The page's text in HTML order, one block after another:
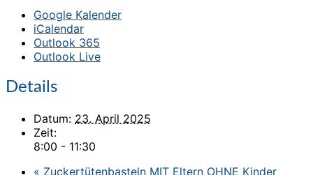
Google Kalender
iCalendar
Outlook 365
Outlook Live
Details
Datum: 23. April 2025
Zeit:
8:00 - 11:30
« Zuckertütenbasteln MIT Eltern OHNE Kinder